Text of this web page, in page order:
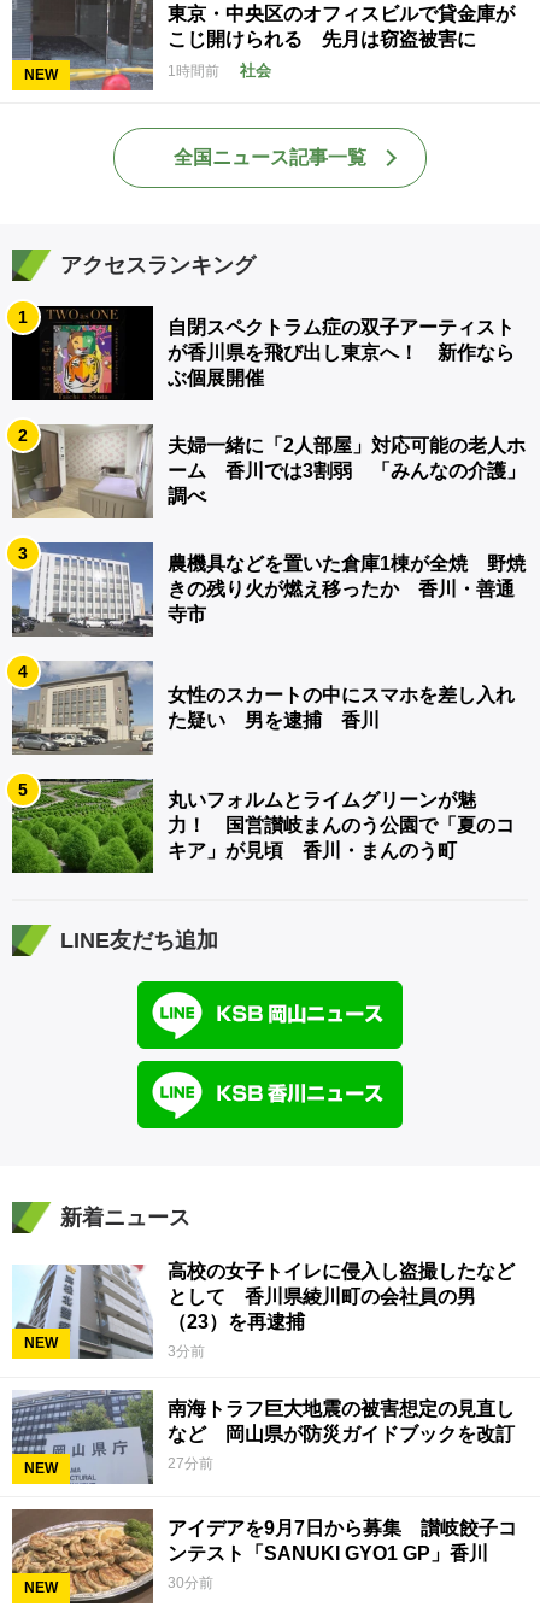
NEW
東京・中央区のオフィスビルで貸金庫が
こじ開けられる 先月は窃盗被害に
1時間前 社会
全国ニュース記事一覧
アクセスランキング
1
自閉スペクトラム症の双子アーティスト
が香川県を飛び出し東京へ！ 新作なら
ぶ個展開催
2
夫婦一緒に「2人部屋」対応可能の老人ホ
ーム 香川では3割弱 「みんなの介護」
調べ
3
農機具などを置いた倉庫1棟が全焼 野焼
きの残り火が燃え移ったか 香川・善通
寺市
4
女性のスカートの中にスマホを差し入れ
た疑い 男を逮捕 香川
5
丸いフォルムとライムグリーンが魅
力！ 国営讃岐まんのう公園で「夏のコ
キア」が見頃 香川・まんのう町
LINE友だち追加
新着ニュース
NEW
高校の女子トイレに侵入し盗撮したなど
として 香川県綾川町の会社員の男
（23）を再逮捕
3分前
NEW
南海トラフ巨大地震の被害想定の見直し
など 岡山県が防災ガイドブックを改訂
27分前
NEW
アイデアを9月7日から募集 讃岐餃子コ
ンテスト「SANUKI GYO1 GP」香川
30分前